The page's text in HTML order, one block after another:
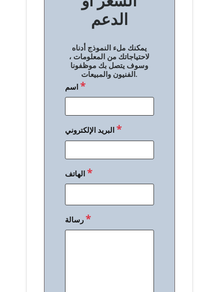
الدعم
يمكنك ملء النموذج أدناه
لاحتياجاتك من المعلومات ،
وسوف يتصل بك موظفونا
الفنيون والمبيعات.
اسم*
البريد الإلكتروني*
الهاتف*
رسالة*